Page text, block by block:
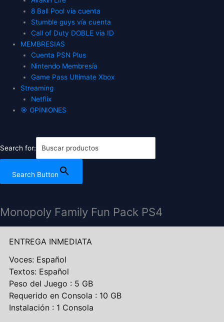
8 Ball Pool vía cuenta
Stumble guys vía cuenta
Call of Duty DOBLE via ID
MEMBRESIAS
Cuenta PSN Plus
Nintendo Membresía
Game Pass Ultimate Xbox
Streaming
Netflix
🎯 OPINIONES
Search for:
Search Button
Monopoly Family Fun Pack PS4
ENTREGA INMEDIATA
Voces: Español
Textos: Español
Peso del Juego : 5 GB
Requerido en Consola : 10 GB
Instalación : 1 Consola